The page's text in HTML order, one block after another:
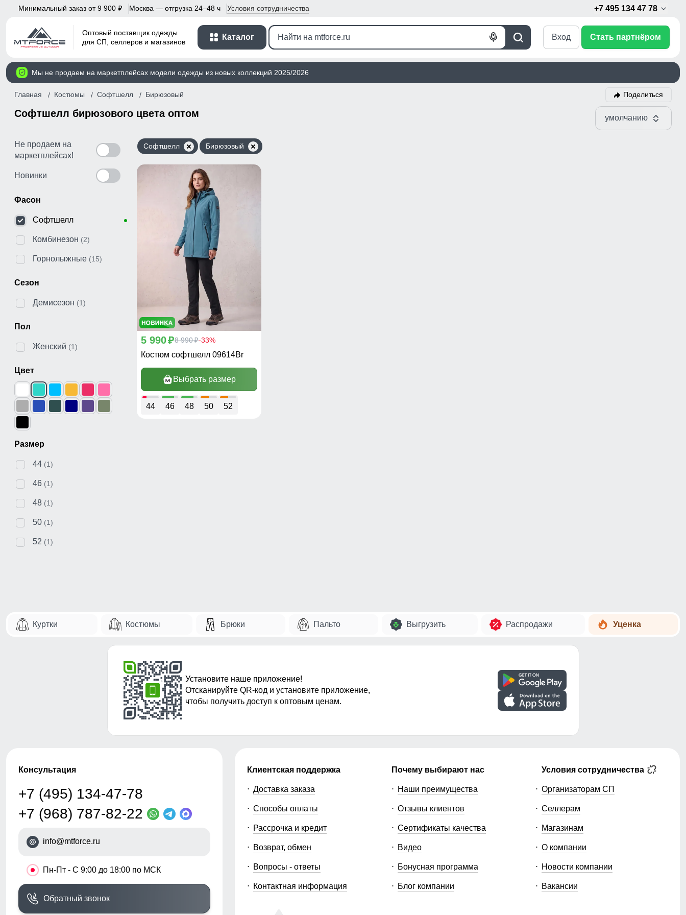
Минимальный заказ от 9 900 p Москва — отгрузка 24–48 ч Условия сотрудничества +7 495 134 47 78
Оптовый поставщик одежды
для СП, селлеров и магазинов
Каталог
Поиск
Голосовой
Вход Стать партнёром
Мы не продаем на маркетплейсах модели одежды из новых коллекций 2025/2026
Главная Костюмы Софтшелл Бирюзовый Поделиться
Софтшелл бирюзового цвета оптом умолчанию
Не продаем на
маркетплейсах!
Новинки
Фасон
Софтшелл
Комбинезон (2)
Горнолыжные (15)
Сезон
Демисезон (1)
Пол
Женский (1)
Цвет
Размер
44 (1)
46 (1)
48 (1)
50 (1)
52 (1)
Софтшелл Бирюзовый
5 990p8 990p-33%
Костюм софтшелл 09614Br
Выбрать размер
44 46 48 50 52
Куртки Костюмы Брюки Пальто Выгрузить Распродажи Уценка
Установите наше приложение!
Отсканируйте QR-код и установите приложение,
чтобы получить доступ к оптовым ценам.
Консультация
+7 (495) 134-47-78
+7 (968) 787-82-22
info@mtforce.ru
• Пн-Пт - С 9:00 до 18:00 по МСК
Обратный звонок
Клиентская поддержка
Доставка заказа
Способы оплаты
Рассрочка и кредит
Возврат, обмен
Вопросы - ответы
Контактная информация
Почему выбирают нас
Наши преимущества
Отзывы клиентов
Сертификаты качества
Видео
Бонусная программа
Блог компании
Условия сотрудничества
Организаторам СП
Селлерам
Магазинам
О компании
Новости компании
Вакансии